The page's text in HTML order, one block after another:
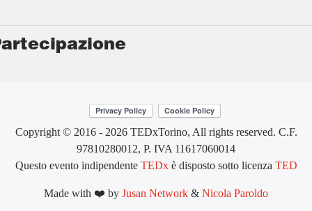
Copyright © 2016 - 2026 TEDxTorino, All rights reserved. C.F.
97810280012, P. IVA 11617060014
Questo evento indipendente TEDxè disposto sotto licenza TED
Made with ❤️ by Jusan Network & Nicola Paroldo